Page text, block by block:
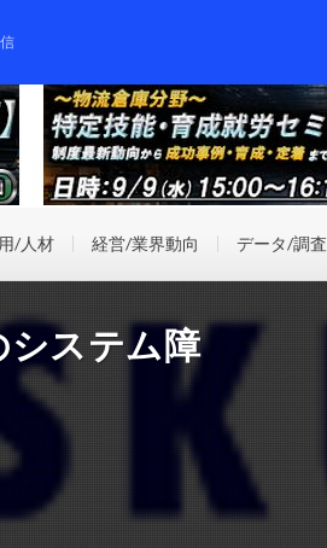
/人材 経営/業界動向 データ/調査
ステム障